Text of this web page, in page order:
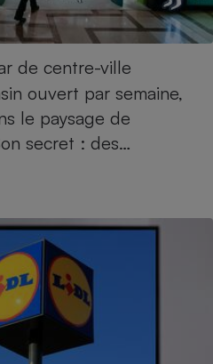
de centre-ville
ouvert par semaine,
le paysage de
secret : des…